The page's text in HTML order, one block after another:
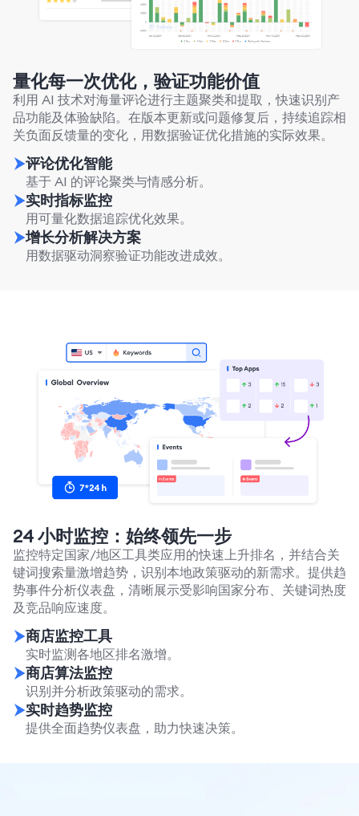
量化每一次优化，验证功能价值
利用 AI 技术对海量评论进行主题聚类和提取，快速识别产
品功能及体验缺陷。在版本更新或问题修复后，持续追踪相
关负面反馈量的变化，用数据验证优化措施的实际效果。
评论优化智能
基于 AI 的评论聚类与情感分析。
实时指标监控
用可量化数据追踪优化效果。
增长分析解决方案
用数据驱动洞察验证功能改进成效。
24 小时监控：始终领先一步
监控特定国家/地区工具类应用的快速上升排名，并结合关
键词搜索量激增趋势，识别本地政策驱动的新需求。提供趋
势事件分析仪表盘，清晰展示受影响国家分布、关键词热度
及竞品响应速度。
商店监控工具
实时监测各地区排名激增。
商店算法监控
识别并分析政策驱动的需求。
实时趋势监控
提供全面趋势仪表盘，助力快速决策。